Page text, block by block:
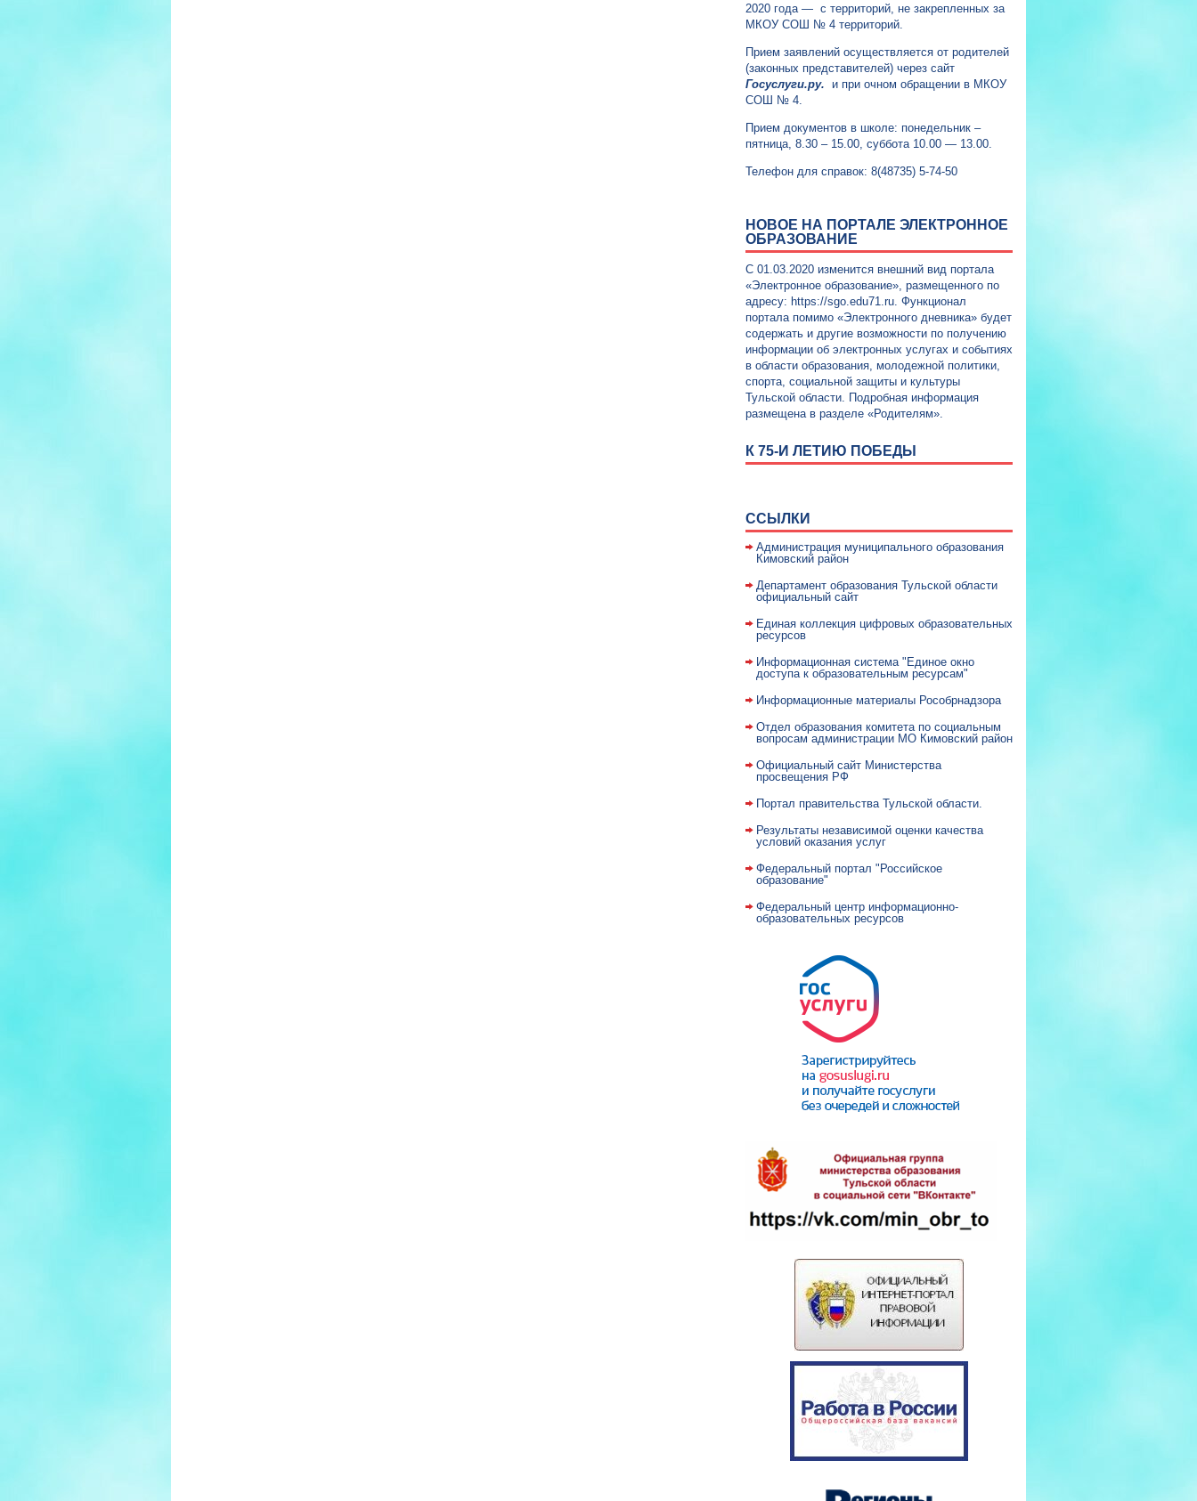
2020 года — с территорий, не закрепленных за
МКОУ СОШ № 4 территорий.
Прием заявлений осуществляется от родителей
(законных представителей) через сайт
Госуслуги.ру. и при очном обращении в МКОУ
СОШ № 4.
Прием документов в школе: понедельник –
пятница, 8.30 – 15.00, суббота 10.00 — 13.00.
Телефон для справок: 8(48735) 5-74-50
НОВОЕ НА ПОРТАЛЕ ЭЛЕКТРОННОЕ
ОБРАЗОВАНИЕ
С 01.03.2020 изменится внешний вид портала
«Электронное образование», размещенного по
адресу: https://sgo.edu71.ru. Функционал
портала помимо «Электронного дневника» будет
содержать и другие возможности по получению
информации об электронных услугах и событиях
в области образования, молодежной политики,
спорта, социальной защиты и культуры
Тульской области. Подробная информация
размещена в разделе «Родителям».
К 75-И ЛЕТИЮ ПОБЕДЫ
ССЫЛКИ
Администрация муниципального образования
Кимовский район
Департамент образования Тульской области
официальный сайт
Единая коллекция цифровых образовательных
ресурсов
Информационная система "Единое окно
доступа к образовательным ресурсам"
Информационные материалы Рособрнадзора
Отдел образования комитета по социальным
вопросам администрации МО Кимовский район
Официальный сайт Министерства
просвещения РФ
Портал правительства Тульской области.
Результаты независимой оценки качества
условий оказания услуг
Федеральный портал "Российское
образование"
Федеральный центр информационно-
образовательных ресурсов